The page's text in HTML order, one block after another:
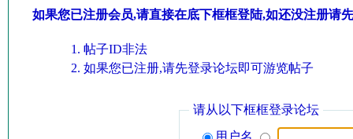
如果您已注册会员,请直接在底下框框登陆,如还没注册请
帖子ID非法
如果您已注册,请先登录论坛即可游览帖子
请从以下框框登录论坛
用户名